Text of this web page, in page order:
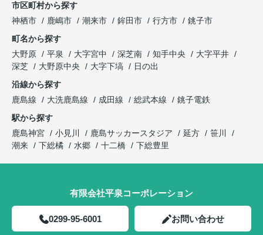
市区町村から探す
神栖市
鹿嶋市 潮来市 鉾田市 行方市
銚子市
町名から探す
大野原
平泉 大字宮中 深芝南 知手中央
大字平井
深芝
大野原中央 大字下塙
日の出
沿線から探す
鹿島線
大洗鹿島線 成田線 総武本線
銚子電鉄
駅から探す
鹿島神宮
小見川 鹿島サッカースタジア 延方
笹川
潮来
下総橘 水郷 十二橋 下総豊里
有限会社平泉コーポレーション
0299-95-6001 お問い合わせ